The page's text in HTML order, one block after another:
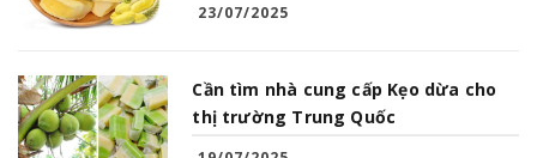
23/07/2025
Cần tìm nhà cung cấp Kẹo dừa cho
thị trường Trung Quốc